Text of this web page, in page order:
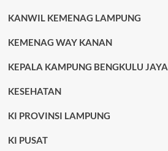
KANWIL KEMENAG LAMPUNG
KEMENAG WAY KANAN
KEPALA KAMPUNG BENGKULU JAYA
KESEHATAN
KI PROVINSI LAMPUNG
KI PUSAT